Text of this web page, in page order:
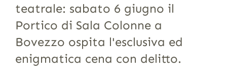
teatrale: sabato 6 giugno il
Portico di Sala Colonne a
Bovezzo ospita l'esclusiva ed
enigmatica cena con delitto.